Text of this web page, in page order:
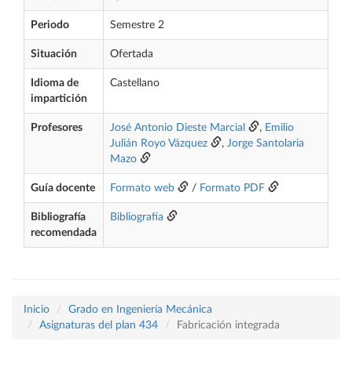
Periodo Semestre 2
Situación Ofertada
Idioma de
impartición
Castellano
Profesores José Antonio Dieste Marcial , Emilio
Julián Royo Vázquez
, Jorge Santolaria
Mazo
Guía docente Formato web / Formato PDF
Bibliografía
recomendada
Bibliografía
Inicio
Grado en Ingeniería Mecánica
Asignaturas del plan 434
Fabricación integrada